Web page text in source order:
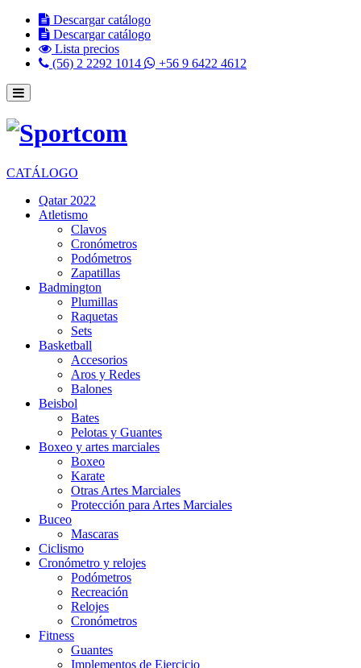
Descargar catálogo
Descargar catálogo
Lista precios
(56) 2 2292 1014
+56 9 6422 4612
CATÁLOGO
Qatar 2022
Atletismo
Clavos
Cronómetros
Podómetros
Zapatillas
Badmington
Plumillas
Raquetas
Sets
Basketball
Accesorios
Aros y Redes
Balones
Beisbol
Bates
Pelotas y Guantes
Boxeo y artes marciales
Boxeo
Karate
Otras Artes Marciales
Protección para Artes Marciales
Buceo
Mascaras
Ciclismo
Cronómetro y relojes
Podómetros
Recreación
Relojes
Cronómetros
Fitness
Guantes
Implementos de Ejercicio